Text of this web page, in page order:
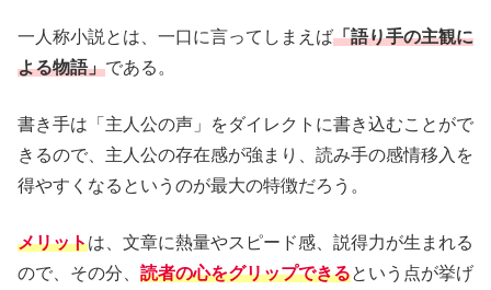
一人称小説とは、一口に言ってしまえば「語り手の主観に
よる物語」である。
書き手は「主人公の声」をダイレクトに書き込むことがで
きるので、主人公の存在感が強まり、読み手の感情移入を
得やすくなるというのが最大の特徴だろう。
メリットは、文章に熱量やスピード感、説得力が生まれる
ので、その分、 読者の心をグリップできるという点が挙げ